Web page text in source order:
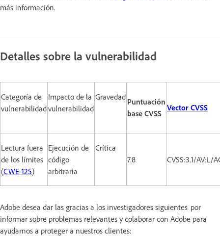
más información.
Detalles sobre la vulnerabilidad
Categoría de
vulnerabilidad
Impacto de la
vulnerabilidad
Gravedad Puntuación
base CVSS
Vector CVSS
Lectura fuera
de los límites
(CWE-125)
Ejecución de
código
arbitraria
Crítica
7.8
CVSS:3.1/
Adobe desea dar las gracias a los investigadores siguientes por
informar sobre problemas relevantes y colaborar con Adobe para
ayudarnos a proteger a nuestros clientes: